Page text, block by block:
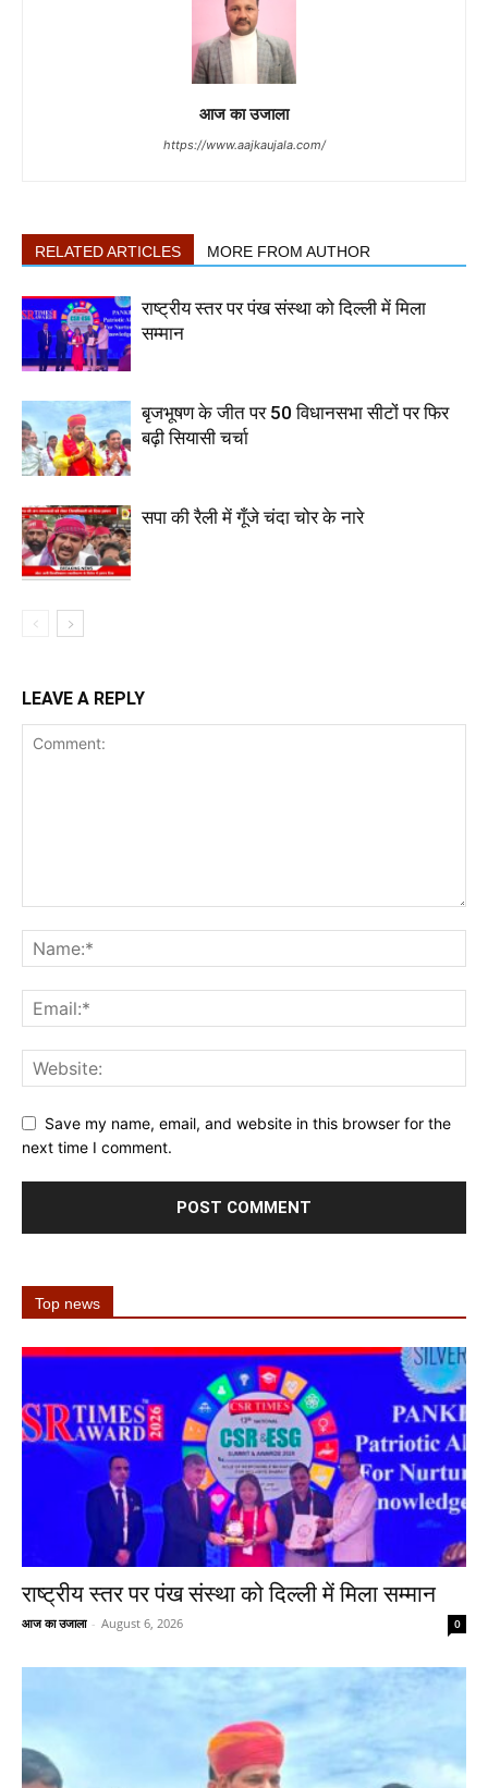
आज का उजाला
https://www.aajkaujala.com/
RELATED ARTICLES MORE FROM AUTHOR
राष्ट्रीय स्तर पर पंख संस्था को दिल्ली में मिला
सम्मान
बृजभूषण के जीत पर 50 विधानसभा सीटों पर फिर
बढ़ी सियासी चर्चा
सपा की रैली में गूँजे चंदा चोर के नारे
LEAVE A REPLY
Save my name, email, and website in this browser for the
next time I comment.
Top news
राष्ट्रीय स्तर पर पंख संस्था को दिल्ली में मिला सम्मान
आज का उजाला - August 6, 2026 0